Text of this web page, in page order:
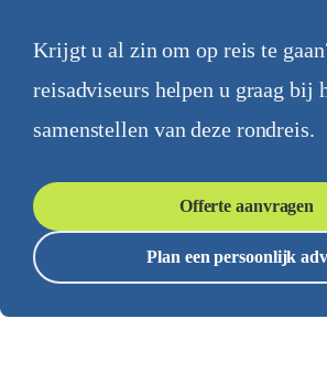
Krijgt u al zin om op reis te
reisadviseurs helpen u graag bij
samenstellen van deze rondreis.
Offerte aanvragen
Plan een persoonlijk